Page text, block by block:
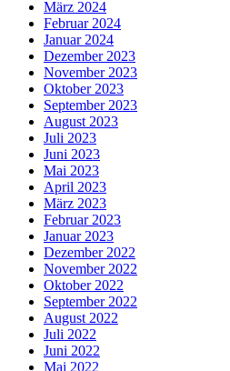
März 2024
Februar 2024
Januar 2024
Dezember 2023
November 2023
Oktober 2023
September 2023
August 2023
Juli 2023
Juni 2023
Mai 2023
April 2023
März 2023
Februar 2023
Januar 2023
Dezember 2022
November 2022
Oktober 2022
September 2022
August 2022
Juli 2022
Juni 2022
Mai 2022